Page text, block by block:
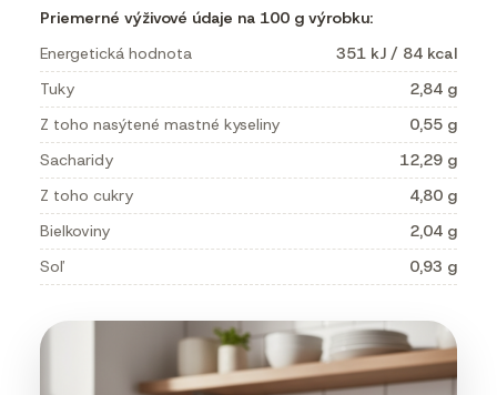
Priemerné výživové údaje na 100 g výrobku:
Energetická hodnota
351 kJ / 84 kcal
Tuky
2,84 g
Z toho nasýtené mastné kyseliny
0,55 g
Sacharidy
12,29 g
Z toho cukry
4,80 g
Bielkoviny
2,04 g
Soľ
0,93 g